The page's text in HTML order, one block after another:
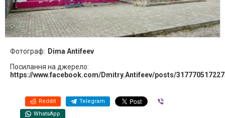
Фотограф: Dima Antifeev
Посилання на джерело:
https://www.facebook.com/Dmitry.Antifeev/posts/
Reddit Telegram
WhatsApp